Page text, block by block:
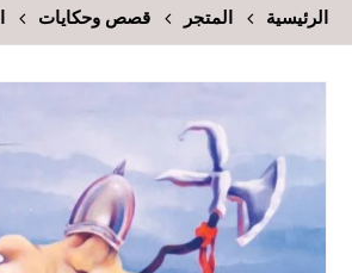
الرئيسية المتجر قصص وحكايات